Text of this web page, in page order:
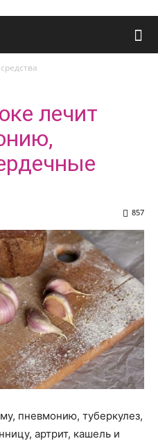
лечит
857
пневмонию, туберкулез,
артрит, кашель и